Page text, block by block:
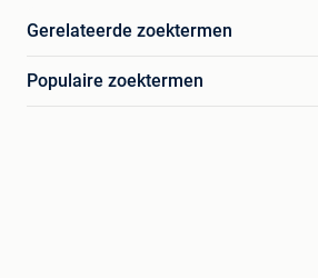
Gerelateerde zoektermen
Populaire zoektermen